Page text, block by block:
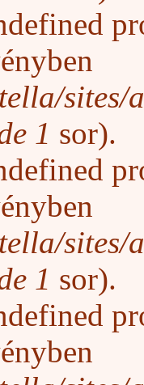
sites/
1 sor).
sites/
1 sor).